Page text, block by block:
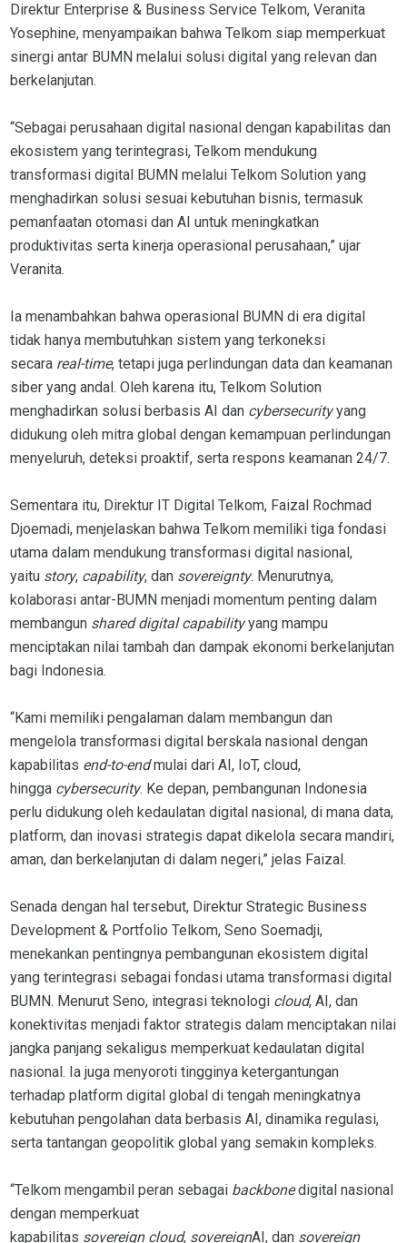
Direktur Enterprise & Business Service Telkom, Veranita
Yosephine, menyampaikan bahwa Telkom siap memperkuat
sinergi antar BUMN melalui solusi digital yang relevan dan
berkelanjutan.
“Sebagai perusahaan digital nasional dengan kapabilitas dan
ekosistem yang terintegrasi, Telkom mendukung
transformasi digital BUMN melalui Telkom Solution yang
menghadirkan solusi sesuai kebutuhan bisnis, termasuk
pemanfaatan otomasi dan AI untuk meningkatkan
produktivitas serta kinerja operasional perusahaan,” ujar
Veranita.
Ia menambahkan bahwa operasional BUMN di era digital
tidak hanya membutuhkan sistem yang terkoneksi
secara real-time, tetapi juga perlindungan data dan keamanan
siber yang andal. Oleh karena itu, Telkom Solution
menghadirkan solusi berbasis AI dan cybersecurityyang
didukung oleh mitra global dengan kemampuan perlindungan
menyeluruh, deteksi proaktif, serta respons keamanan 24/7.
Sementara itu, Direktur IT Digital Telkom, Faizal Rochmad
Djoemadi, menjelaskan bahwa Telkom memiliki tiga fondasi
utama dalam mendukung transformasi digital nasional,
yaitu story, capability, dan sovereignty. Menurutnya,
kolaborasi antar-BUMN menjadi momentum penting dalam
membangun shared digital capabilityyang mampu
menciptakan nilai tambah dan dampak ekonomi berkelanjutan
bagi Indonesia.
“Kami memiliki pengalaman dalam membangun dan
mengelola transformasi digital berskala nasional dengan
kapabilitas end-to-endmulai dari AI, IoT, cloud,
hingga cybersecurity. Ke depan, pembangunan Indonesia
perlu didukung oleh kedaulatan digital nasional, di mana data,
platform, dan inovasi strategis dapat dikelola secara mandiri,
aman, dan berkelanjutan di dalam negeri,” jelas Faizal.
Senada dengan hal tersebut, Direktur Strategic Business
Development & Portfolio Telkom, Seno Soemadji,
menekankan pentingnya pembangunan ekosistem digital
yang terintegrasi sebagai fondasi utama transformasi digital
BUMN. Menurut Seno, integrasi teknologi cloud, AI, dan
konektivitas menjadi faktor strategis dalam menciptakan nilai
jangka panjang sekaligus memperkuat kedaulatan digital
nasional. Ia juga menyoroti tingginya ketergantungan
terhadap platform digital global di tengah meningkatnya
kebutuhan pengolahan data berbasis AI, dinamika regulasi,
serta tantangan geopolitik global yang semakin kompleks.
“Telkom mengambil peran sebagai backbonedigital nasional
dengan memperkuat
kapabilitas sovereign cloud, sovereignAI, dan sovereign